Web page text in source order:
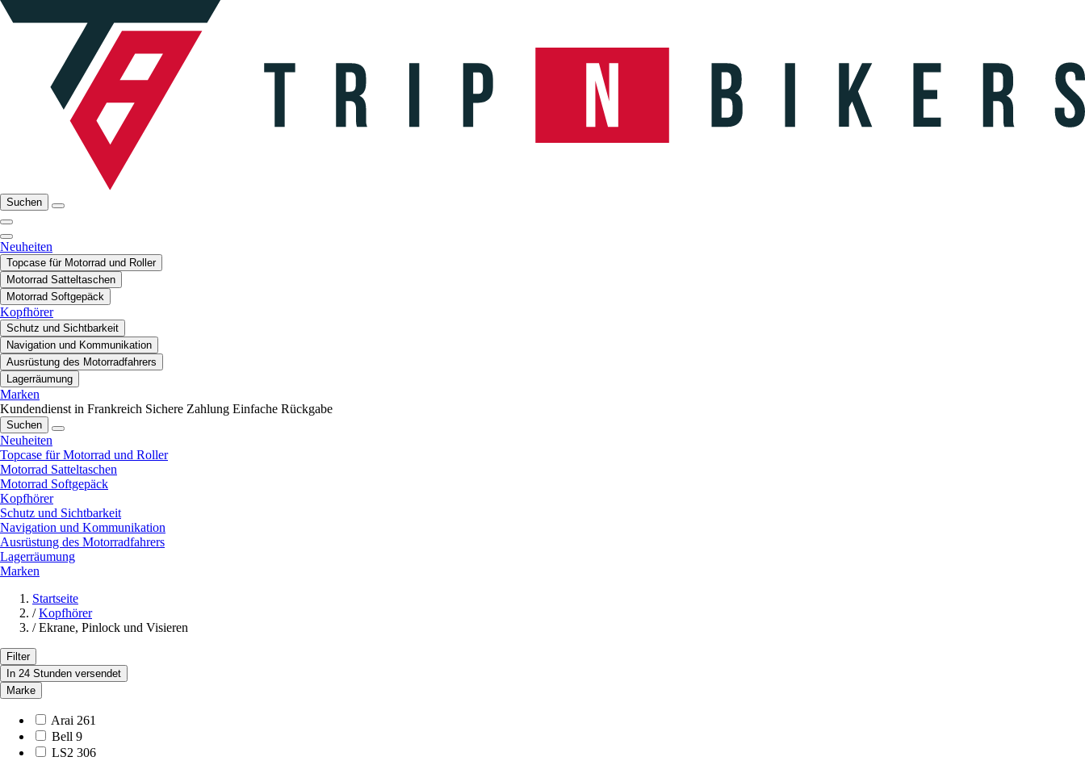
Suchen
Neuheiten
Topcase für Motorrad und Roller
Motorrad Satteltaschen
Motorrad Softgepäck
Kopfhörer
Schutz und Sichtbarkeit
Navigation und Kommunikation
Ausrüstung des Motorradfahrers
Lagerräumung
Marken
Kundendienst in Frankreich Sichere Zahlung Einfache Rückgabe
Suchen
Neuheiten
Topcase für Motorrad und Roller
Motorrad Satteltaschen
Motorrad Softgepäck
Kopfhörer
Schutz und Sichtbarkeit
Navigation und Kommunikation
Ausrüstung des Motorradfahrers
Lagerräumung
Marken
Startseite
/ Kopfhörer
/ Ekrane, Pinlock und Visieren
Filter
In 24 Stunden versendet
Marke
Arai 261
Bell 9
LS2 306